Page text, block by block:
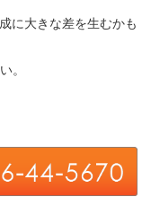
に大きな差を生むかも
。